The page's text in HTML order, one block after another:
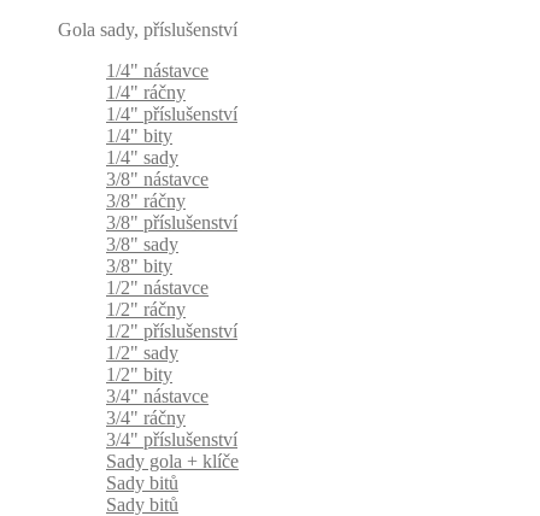
Gola sady, příslušenství
1/4" nástavce
1/4" ráčny
1/4" příslušenství
1/4" bity
1/4" sady
3/8" nástavce
3/8" ráčny
3/8" příslušenství
3/8" sady
3/8" bity
1/2" nástavce
1/2" ráčny
1/2" příslušenství
1/2" sady
1/2" bity
3/4" nástavce
3/4" ráčny
3/4" příslušenství
Sady gola + klíče
Sady bitů
Sady bitů